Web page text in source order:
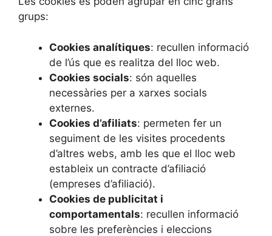
grups:
Cookies analítiques: recullen informació
de l’ús que es realitza del lloc web.
Cookies socials: són aquelles
necessàries per a xarxes socials
externes.
Cookies d’afiliats: permeten fer un
seguiment de les visites procedents
d’altres webs, amb les que el lloc web
estableix un contracte d’afiliació
(empreses d’afiliació).
Cookies de publicitat i
comportamentals: recullen informació
sobre les preferències i eleccions